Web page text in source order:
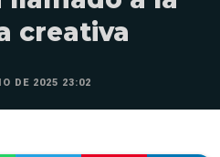
creativa
DE 2025 23:02